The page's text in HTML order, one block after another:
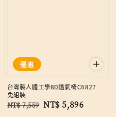
優惠
台灣製人體工學8D透氣椅C6827
免組裝
Regular
NT$ 7,559 Sale
NT$ 5,896